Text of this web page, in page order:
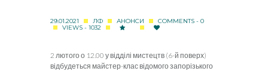
29.01.2021 ЛФ АНОНСИ
COMMENTS - 0
VIEWS - 1032
2 лютого о 12.00 у відділі мистецтв (6-й поверх)
відбудеться майстер-клас відомого запорізького